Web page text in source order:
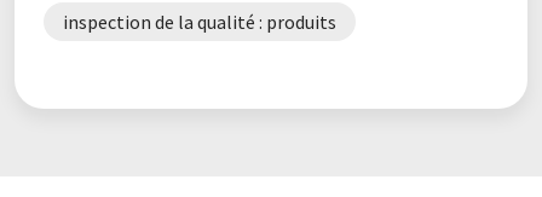
inspection de la qualité : produits